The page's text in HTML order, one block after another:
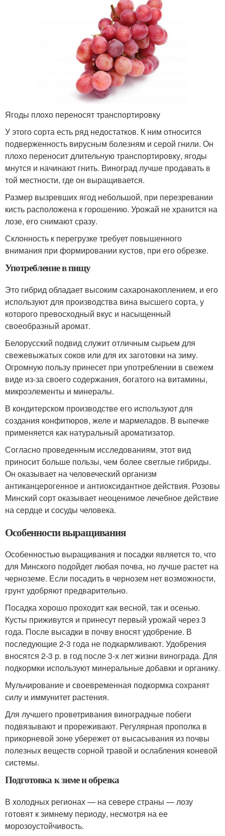
Ягоды плохо переносят транспортировку
У этого сорта есть ряд недостатков. К ним относится
подверженность вирусным болезням и серой гнили. Он
плохо переносит длительную транспортировку, ягоды
мнутся и начинают гнить. Виноград лучше продавать в
той местности, где он выращивается.
Размер вызревших ягод небольшой, при перезревании
кисть расположена к горошению. Урожай не хранится на
лозе, его снимают сразу.
Склонность к перегрузке требует повышенного
внимания при формировании кустов, при его обрезке.
Употребление в пищу
Это гибрид обладает высоким сахаронакоплением, и его
используют для производства вина высшего сорта, у
которого превосходный вкус и насыщенный
своеобразный аромат.
Белорусский подвид служит отличным сырьем для
свежевыжатых соков или для их заготовки на зиму.
Огромную пользу принесет при употреблении в свежем
виде из-за своего содержания, богатого на витамины,
микроэлементы и минералы.
В кондитерском производстве его используют для
создания конфитюров, желе и мармеладов. В выпечке
применяется как натуральный ароматизатор.
Согласно проведенным исследованиям, этот вид
приносит больше пользы, чем более светлые гибриды.
Он оказывает на человеческий организм
антиканцерогенное и антиоксидантное действия. Розовы
Минский сорт оказывает неоценимое лечебное действие
на сердце и сосуды человека.
Особенности выращивания
Особенностью выращивания и посадки является то, что
для Минского подойдет любая почва, но лучше растет на
черноземе. Если посадить в чернозем нет возможности,
грунт удобряют предварительно.
Посадка хорошо проходит как весной, так и осенью.
Кусты приживутся и принесут первый урожай через 3
года. После высадки в почву вносят удобрение. В
последующие 2-3 года не подкармливают. Удобрения
вносятся 2-3 р. в год после 3-х лет жизни винограда. Для
подкормки используют минеральные добавки и органику.
Мульчирование и своевременная подкормка сохранят
силу и иммунитет растения.
Для лучшего проветривания виноградные побеги
подвязывают и прореживают. Регулярная прополка в
прикорневой зоне убережет от высасывания из почвы
полезных веществ сорной травой и ослабления коневой
системы.
Подготовка к зиме и обрезка
В холодных регионах — на севере страны — лозу
готовят к зимнему периоду, несмотря на ее
морозоустойчивость.